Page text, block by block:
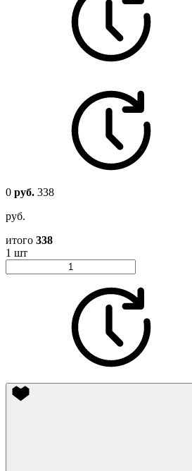
0 руб. 338
руб.
итого 338
1 шт